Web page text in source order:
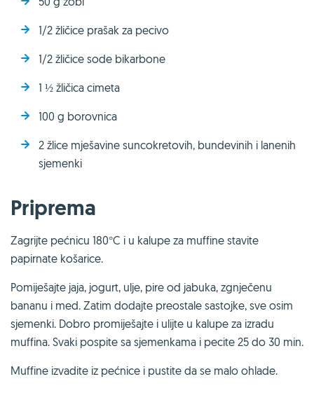
1/2 žličice prašak za pecivo
1/2 žličice sode bikarbone
1 ½ žličica cimeta
100 g borovnica
2 žlice mješavine suncokretovih, bundevinih i lanenih
sjemenki
Priprema
Zagrijte pećnicu 180°C i u kalupe za muffine stavite
papirnate košarice.
Pomiješajte jaja, jogurt, ulje, pire od jabuka, zgnječenu
bananu i med. Zatim dodajte preostale sastojke, sve osim
sjemenki. Dobro promiješajte i ulijte u kalupe za izradu
muffina. Svaki pospite sa sjemenkama i pecite 25 do 30 min.
Muffine izvadite iz pećnice i pustite da se malo ohlade.